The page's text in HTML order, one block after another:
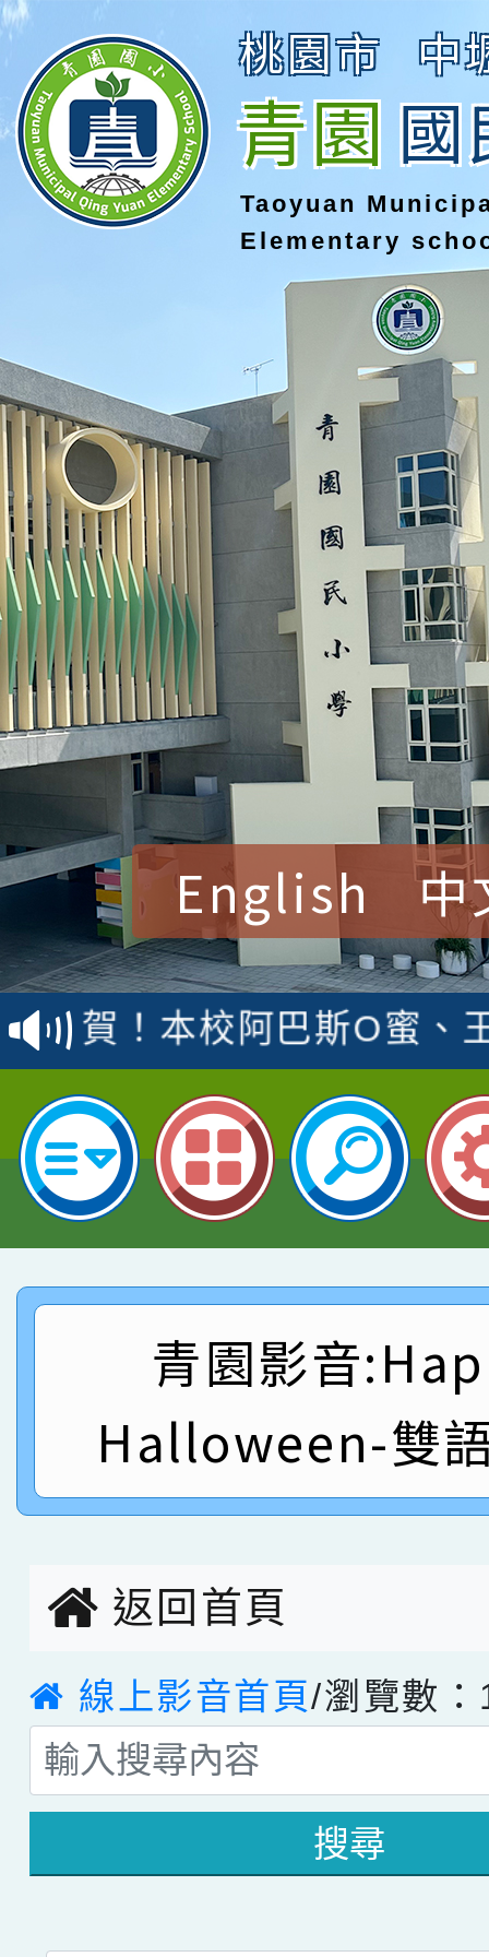
桃園市 中
青園國
Taoyuan
Elementary
English 中
賀！本校參加桃園市中
賽 洪綺君教師榮獲社
名
賀！本校阿巴斯O蜜、
倩參加桃園市科展 國
名 指導老師王老師、
賀！本校四年二班張O
園市英語競賽國小朗
指導老師林老師
賀！本校參加桃園市中
賽 劉文瑛教師榮獲教
臺灣台語-第二名
賀！本校參與2026世
倩參加桃園市科展 國
名 指導老師王老師、
賀！本校四年二班張O
園市英語競賽國小朗
指導老師林老師
賀！本校參加桃園市中
賽 劉文瑛教師榮獲教
臺灣台語-第二名
賀！本校參與2026世
市賽榮獲科學小創客佳
創客第三名。
青園影音
Halloween-雙
返回首頁
線上影音首頁/瀏覽數
搜尋